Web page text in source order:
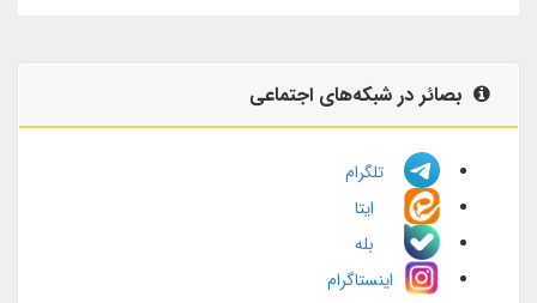
بصائر در شبکه‌های اجتماعی
تلگرام
ایتا
بله
اینستاگرام